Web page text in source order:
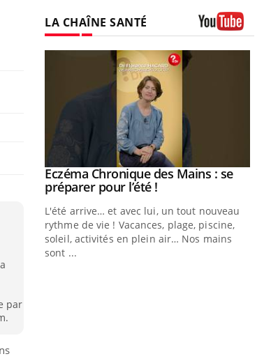
par
LA CHAÎNE SANTÉ
Youtube
Eczéma Chronique des Mains : se
préparer pour l’été !Youtube
L'été arrive… et avec lui, un tout nouveau
rythme de vie ! Vacances, plage, piscine,
soleil, activités en plein air… Nos mains
sont ...